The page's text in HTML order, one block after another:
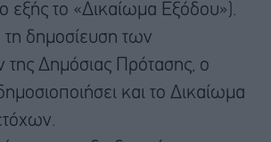
εξής το «Δικαίωμα Εξόδου»).
τη δημοσίευση των
της Δημόσιας Πρότασης, ο
και το Δικαίωμα